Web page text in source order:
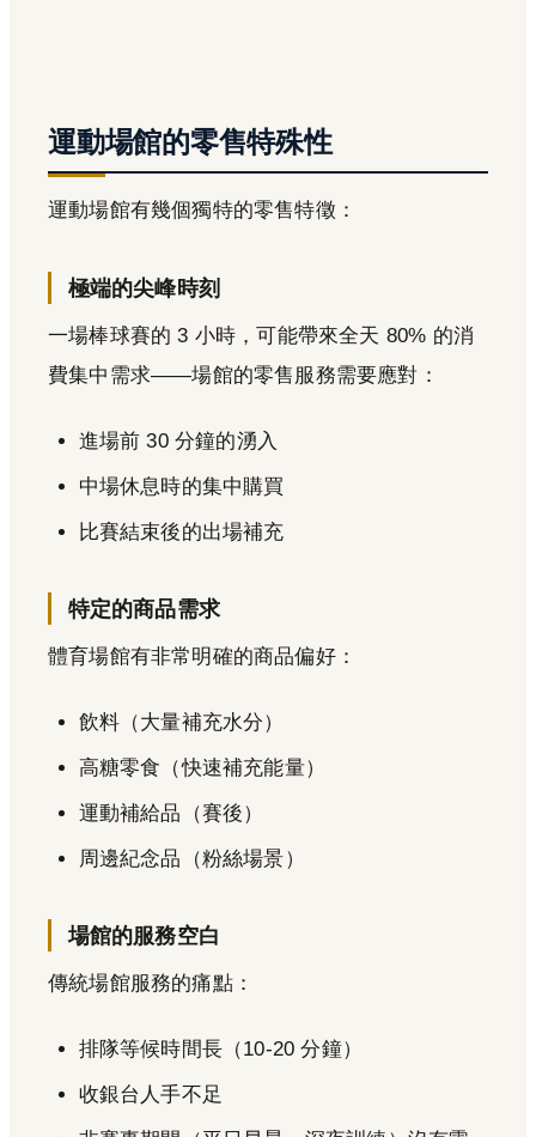
運動場館的零售特殊性
運動場館有幾個獨特的零售特徵：
極端的尖峰時刻
一場棒球賽的 3 小時，可能帶來全天 80% 的消
費集中需求——場館的零售服務需要應對：
進場前 30 分鐘的湧入
中場休息時的集中購買
比賽結束後的出場補充
特定的商品需求
體育場館有非常明確的商品偏好：
飲料（大量補充水分）
高糖零食（快速補充能量）
運動補給品（賽後）
周邊紀念品（粉絲場景）
場館的服務空白
傳統場館服務的痛點：
排隊等候時間長（10-20 分鐘）
收銀台人手不足